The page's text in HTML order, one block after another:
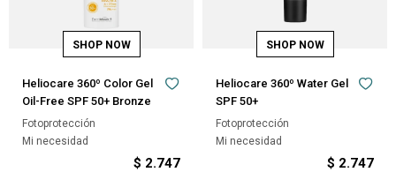
Heliocare 360º Color Gel
Oil-Free SPF 50+ Bronze
Fotoprotección
Mi necesidad
$ 2.747
Heliocare 360º Water Gel
SPF 50+
Fotoprotección
Mi necesidad
$ 2.747